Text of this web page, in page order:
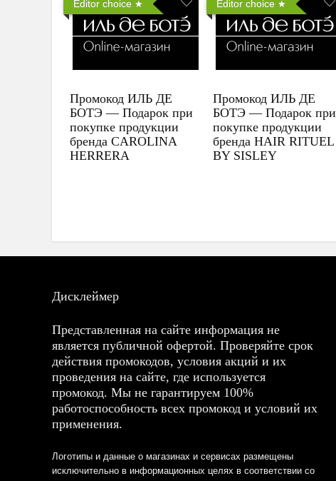
Editor choice
Промокод ИЛЬ ДЕ
БОТЭ — Подарок при
покупке продукции
бренда CAROLINA
HERRERA
Editor choice
Промокод ИЛЬ ДЕ
БОТЭ — Подарок при
покупке продукции
бренда HAIR RITUEL
BY SISLEY
Дисклеймер
Представленная на сайте информация не
является публичной офертой. Проверяйте срок
действия промокодов, условия акций и их
проведения на сайте, где используется
промокод. Мы не гарантируем 100%
работоспособность всех промокод и условий их
применения.
Логотипы и данные о магазинах и сервисах размещены
исключительно в информационных целях в соответствии со